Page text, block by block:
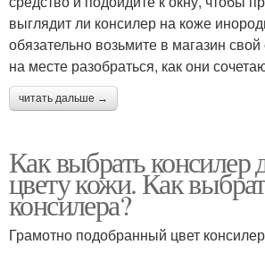
выглядит ли консилер на коже
обязательно возьмите в магазин
на месте разобраться, как они
читать дальше →
Как выбрать консилер
цвету кожи. Как
консилера?
Грамотно подобранный цвет